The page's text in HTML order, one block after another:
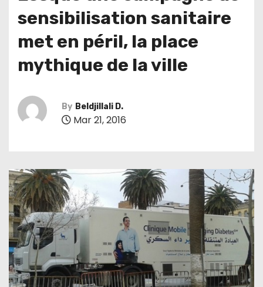
sensibilisation sanitaire
met en péril, la place
mythique de la ville
By Beldjillali D.
Mar 21, 2016